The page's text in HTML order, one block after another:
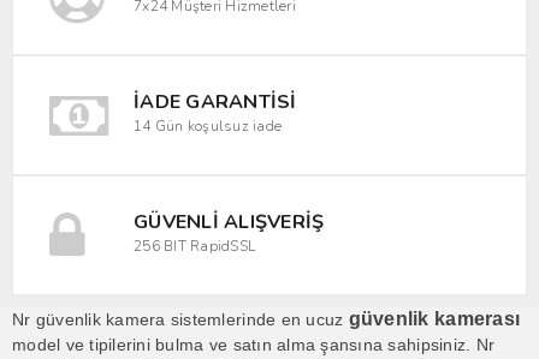
7x24 Müşteri Hizmetleri
İADE GARANTISI
14 Gün koşulsuz iade
GÜVENLI ALIŞVERIŞ
256 BIT RapidSSL
Nr güvenlik kamera sistemlerinde en ucuz güvenlik kamerası
model ve tipilerini bulma ve satın alma şansına sahipsiniz. Nr